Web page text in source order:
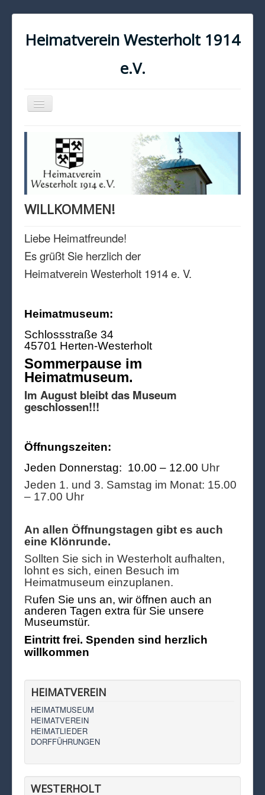
Heimatverein Westerholt 1914
e.V.
Navigation
an/aus
KONTAKT
IMPRESSUM
DATENSCHUTZ
WILLKOMMEN!
Liebe Heimatfreunde!
Es grüßt Sie herzlich der
Heimatverein Westerholt 1914 e. V.
Heimatmuseum:
Schlossstraße 34
45701 Herten-Westerholt
Sommerpause im
Heimatmuseum.
Im August bleibt das Museum
geschlossen!!!
Öffnungszeiten:
Jeden Donnerstag: 10.00 – 12.00 Uhr
Jeden 1. und 3. Samstag im Monat: 15.00
– 17.00 Uhr
An allen Öffnungstagen gibt es auch
eine Klönrunde.
Sollten Sie sich in Westerholt aufhalten,
lohnt es sich, einen Besuch im
Heimatmuseum einzuplanen.
Rufen Sie uns an, wir öffnen auch an
anderen Tagen extra für Sie unsere
Museumstür.
Eintritt frei. Spenden sind herzlich
willkommen
HEIMATVEREIN
HEIMATMUSEUM
HEIMATVEREIN
HEIMATLIEDER
DORFFÜHRUNGEN
WESTERHOLT